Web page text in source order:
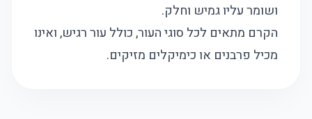
ושומר עליו גמיש וחלק.
הקרם מתאים לכל סוגי העור, כולל עור רגיש, ואינו
מכיל פרבנים או כימיקלים מזיקים.